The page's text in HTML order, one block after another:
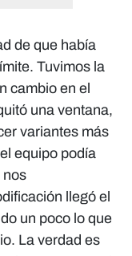
de que había
Tuvimos la
cambio en el
una ventana,
variantes más
equipo podía
nos
llegó el
un poco lo que
La verdad es